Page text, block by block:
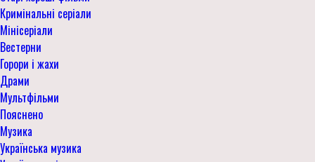
Кримінальні серіали
Мінісеріали
Вестерни
Горори і жахи
Драми
Мультфільми
Пояснено
Музика
Українська музика